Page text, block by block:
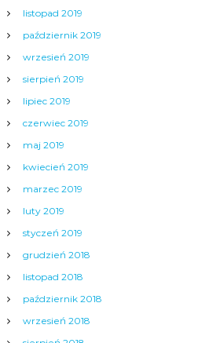
listopad 2019
październik 2019
wrzesień 2019
sierpień 2019
lipiec 2019
czerwiec 2019
maj 2019
kwiecień 2019
marzec 2019
luty 2019
styczeń 2019
grudzień 2018
listopad 2018
październik 2018
wrzesień 2018